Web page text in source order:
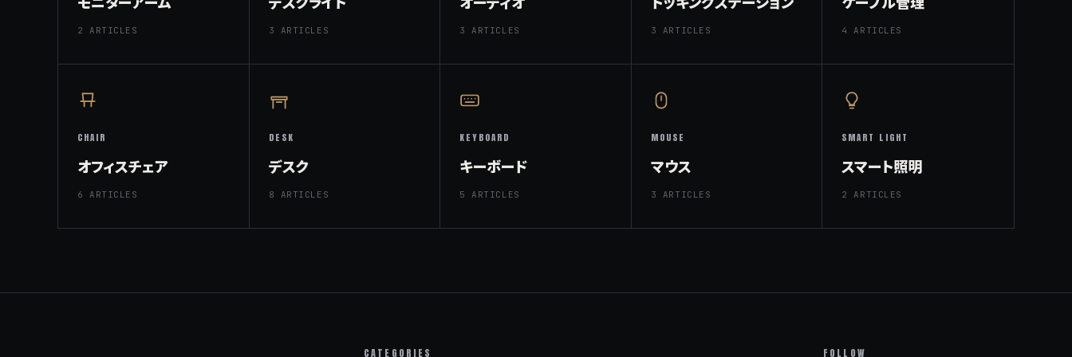
2 ARTICLES 3 ARTICLES 3 ARTICLES 3 ARTICLES 4 ARTICLES
CHAIR
オフィスチェア
6 ARTICLES
DESK
デスク
8 ARTICLES
KEYBOARD
キーボード
5 ARTICLES
MOUSE
マウス
3 ARTICLES
SMART LIGHT
スマート照明
2 ARTICLES
CATEGORIES FOLLOW